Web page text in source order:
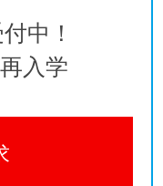
中！
入学